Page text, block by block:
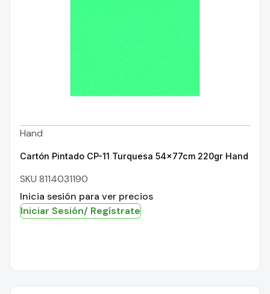
Hand
Cartón Pintado CP-11 Turquesa 54x77cm 220gr Hand
SKU 8114031190
Inicia sesión para ver precios
Iniciar Sesión/ Regístrate